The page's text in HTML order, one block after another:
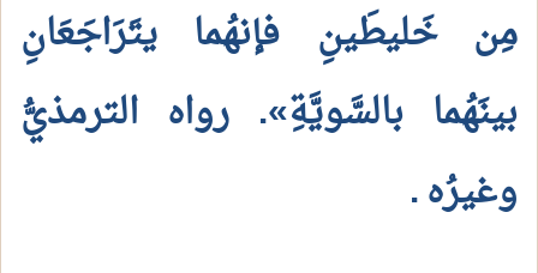
مِن خَليطَينِ فإنهُما يتَرَاجَعَانِ
بينَهُما بالسَّويَّةِ». رواه الترمذيُّ
وغيرُه.